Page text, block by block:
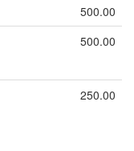
500.00
500.00
250.00